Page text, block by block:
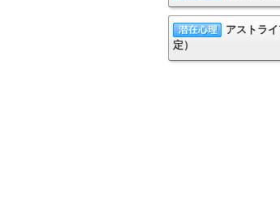
アストラ
定）